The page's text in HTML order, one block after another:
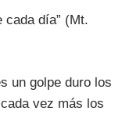
cada día” (Mt.
un golpe duro los
vez más los